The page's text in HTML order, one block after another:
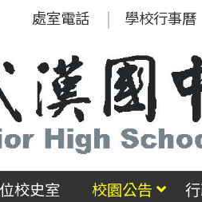
處室電話 學校行事曆
校史室 校園公告